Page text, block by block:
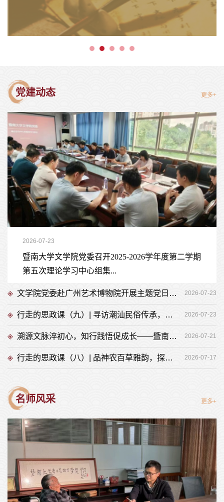
党建动态 更多+
2026-07-23
暨南大学文学院党委召开2025-2026学年度第二学期
第五次理论学习中心组集...
文学院党委赴广州艺术博物院开展主题党日活动 2026-07-23
行走的思政课（九）| 寻访潮汕民俗传承，感悟侨乡红色荣光 2026-07-23
溯源文脉淬初心，知行践悟促成长——暨南大学第五期“忠信笃敬人文菁英班”前往东莞开展主题实践活动 2026-07-21
行走的思政课（八）| 品神农百草雅韵，探活化传承新章 2026-07-17
名师风采 更多+